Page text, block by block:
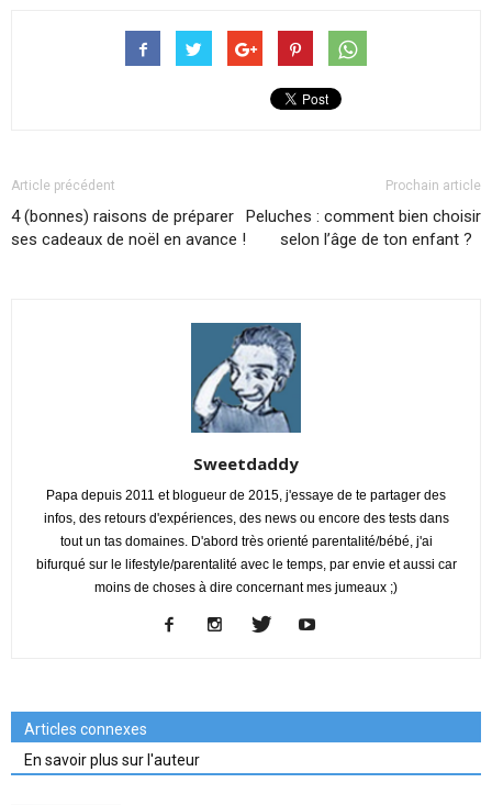
Article précédent
4 (bonnes) raisons de préparer
ses cadeaux de noël en avance !
Prochain article
Peluches : comment bien choisir
selon l’âge de ton enfant ?
Sweetdaddy
Papa depuis 2011 et blogueur de 2015, j'essaye de te partager des
infos, des retours d'expériences, des news ou encore des tests dans
tout un tas domaines. D'abord très orienté parentalité/bébé, j'ai
bifurqué sur le lifestyle/parentalité avec le temps, par envie et aussi car
moins de choses à dire concernant mes jumeaux ;)
Articles connexes
En savoir plus sur l'auteur